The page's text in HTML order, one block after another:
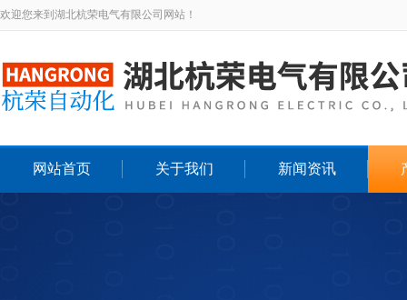
欢迎您来到湖北杭荣电气有限公司网站！
网站首页 关于我们 新闻资讯